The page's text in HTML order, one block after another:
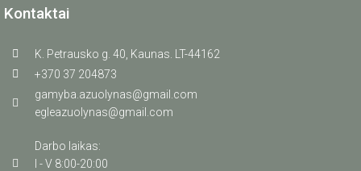
Kontaktai
K. Petrausko g. 40, Kaunas. LT-44162
+370 37 204873
gamyba.azuolynas@gmail.com
egleazuolynas@gmail.com
Darbo laikas:
I - V 8:00-20:00